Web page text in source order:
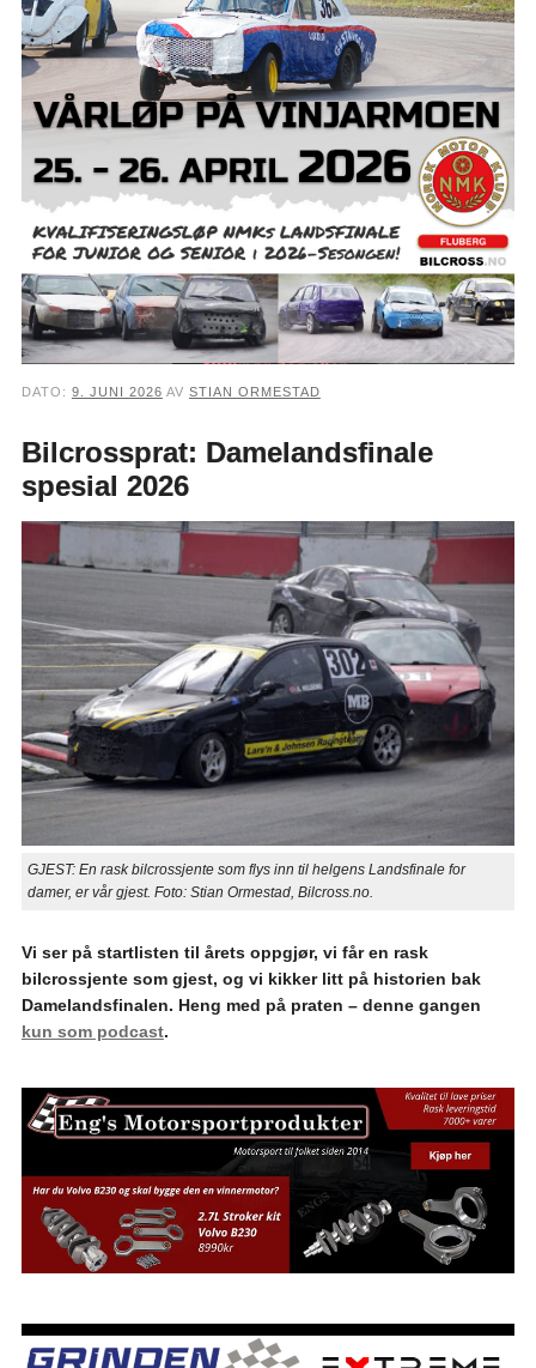
DATO: 9. JUNI 2026 AV STIAN ORMESTAD
Bilcrossprat: Damelandsfinale
spesial 2026
GJEST: En rask bilcrossjente som flys inn til helgens Landsfinale for
damer, er vår gjest. Foto: Stian Ormestad, Bilcross.no.
Vi ser på startlisten til årets oppgjør, vi får en rask
bilcrossjente som gjest, og vi kikker litt på historien bak
Damelandsfinalen. Heng med på praten – denne gangen
kun som podcast.